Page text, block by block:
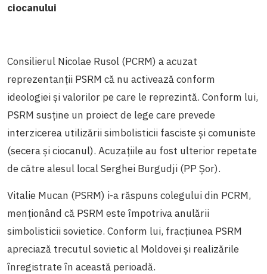
ciocanului
Consilierul Nicolae Rusol (PCRM) a acuzat
reprezentanții PSRM că nu activează conform
ideologiei și valorilor pe care le reprezintă. Conform lui,
PSRM susține un proiect de lege care prevede
interzicerea utilizării simbolisticii fasciste și comuniste
(secera și ciocanul). Acuzațiile au fost ulterior repetate
de către alesul local Serghei Burgudji (PP Șor).
Vitalie Mucan (PSRM) i-a răspuns colegului din PCRM,
menționând că PSRM este împotriva anulării
simbolisticii sovietice. Conform lui, fracțiunea PSRM
apreciază trecutul sovietic al Moldovei și realizările
înregistrate în această perioadă.